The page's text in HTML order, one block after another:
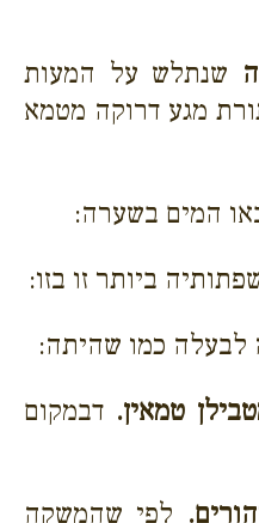
שנתלש על המעות
מגע דרוקה מטמא
המים בשערה:
ביותר זו בזו:
לבעלה כמו שהיתה:
טמאין. דבמקום
לפי שהמשקה